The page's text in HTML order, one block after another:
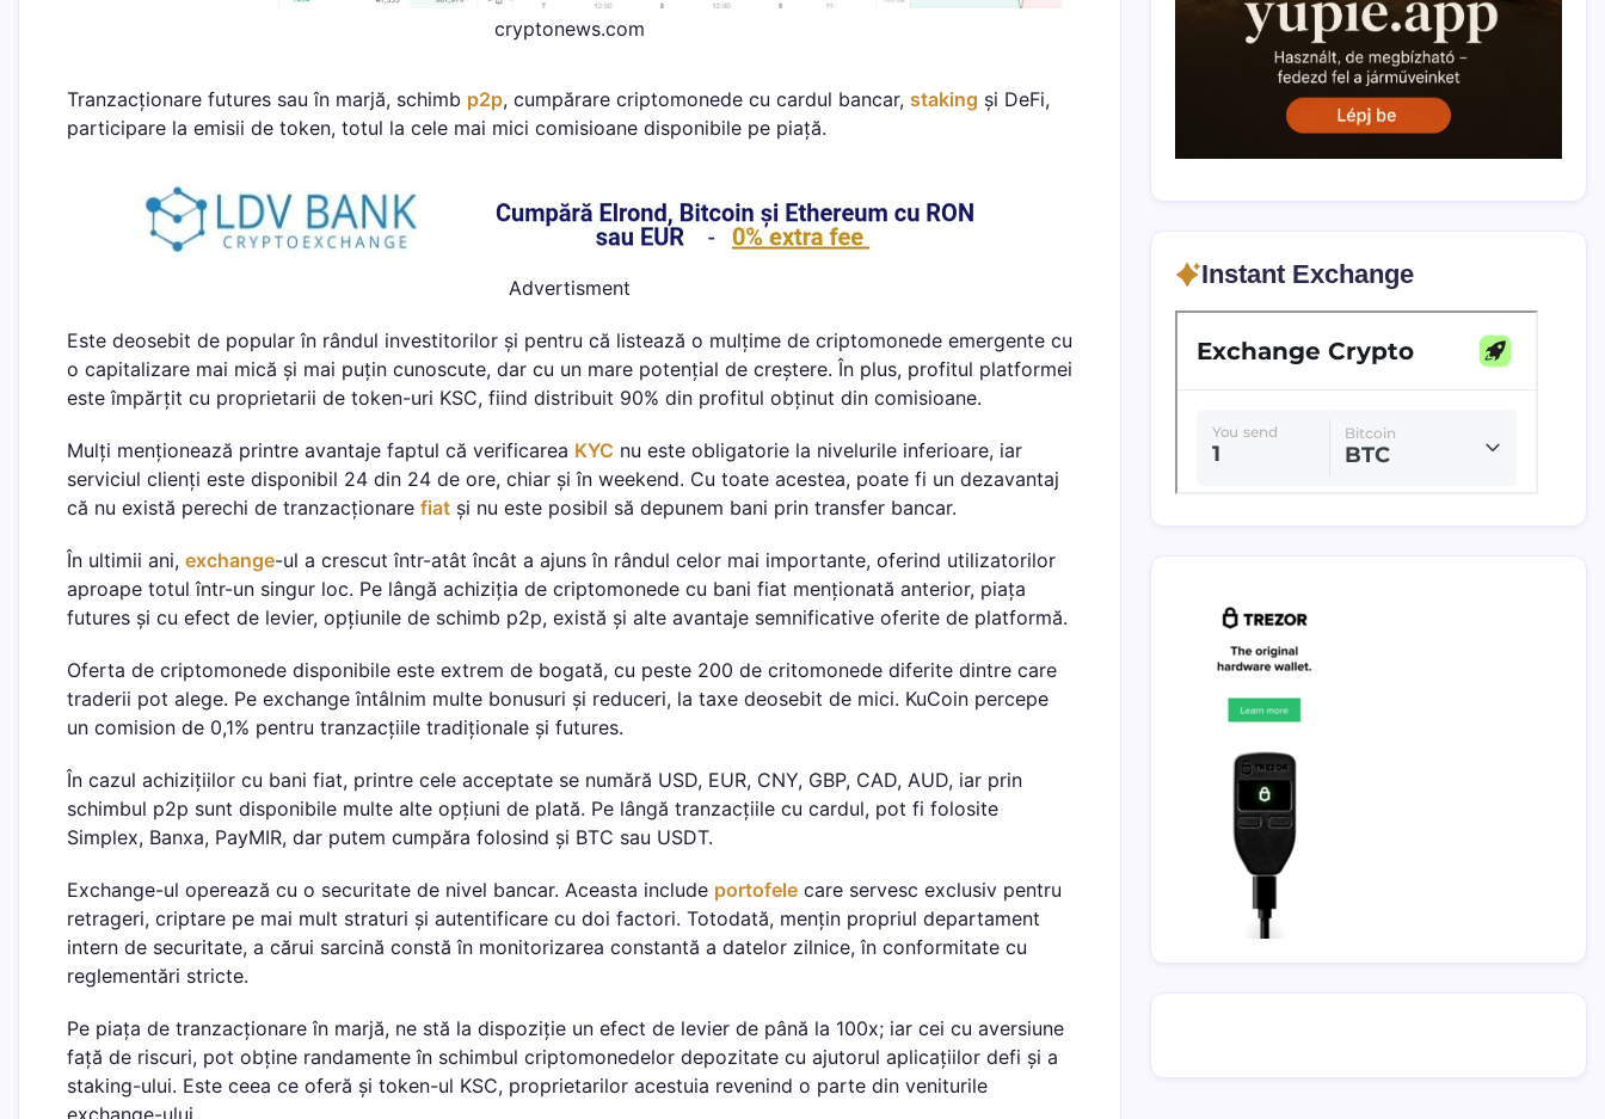
cryptonews.com
Tranzacționare futures sau în marjă, schimb p2p, cumpărare criptomonede cu cardul bancar, staking și DeFi,
participare la emisii de token, totul la cele mai mici comisioane disponibile pe piață.
Advertisment
Este deosebit de popular în rândul investitorilor și pentru că listează o mulțime de criptomonede emergente cu
o capitalizare mai mică și mai puțin cunoscute, dar cu un mare potențial de creștere. În plus, profitul platformei
este împărțit cu proprietarii de token-uri KSC, fiind distribuit 90% din profitul obținut din comisioane.
Mulți menționează printre avantaje faptul că verificarea KYC nu este obligatorie la nivelurile inferioare, iar
serviciul clienți este disponibil 24 din 24 de ore, chiar și în weekend. Cu toate acestea, poate fi un dezavantaj
că nu există perechi de tranzacționare fiat și nu este posibil să depunem bani prin transfer bancar.
În ultimii ani, exchange-ul a crescut într-atât încât a ajuns în rândul celor mai importante, oferind utilizatorilor
aproape totul într-un singur loc. Pe lângă achiziția de criptomonede cu bani fiat menționată anterior, piața
futures și cu efect de levier, opțiunile de schimb p2p, există și alte avantaje semnificative oferite de platformă.
Oferta de criptomonede disponibile este extrem de bogată, cu peste 200 de critomonede diferite dintre care
traderii pot alege. Pe exchange întâlnim multe bonusuri și reduceri, la taxe deosebit de mici. KuCoin percepe
un comision de 0,1% pentru tranzacțiile tradiționale și futures.
În cazul achizițiilor cu bani fiat, printre cele acceptate se numără USD, EUR, CNY, GBP, CAD, AUD, iar prin
schimbul p2p sunt disponibile multe alte opțiuni de plată. Pe lângă tranzacțiile cu cardul, pot fi folosite
Simplex, Banxa, PayMIR, dar putem cumpăra folosind și BTC sau USDT.
Exchange-ul operează cu o securitate de nivel bancar. Aceasta include portofele care servesc exclusiv pentru
retrageri, criptare pe mai mult straturi și autentificare cu doi factori. Totodată, mențin propriul departament
intern de securitate, a cărui sarcină constă în monitorizarea constantă a datelor zilnice, în conformitate cu
reglementări stricte.
Pe piața de tranzacționare în marjă, ne stă la dispoziție un efect de levier de până la 100x; iar cei cu aversiune
față de riscuri, pot obține randamente în schimbul criptomonedelor depozitate cu ajutorul aplicațiilor defi și a
staking-ului. Este ceea ce oferă și token-ul KSC, proprietarilor acestuia revenind o parte din veniturile
Instant Exchange